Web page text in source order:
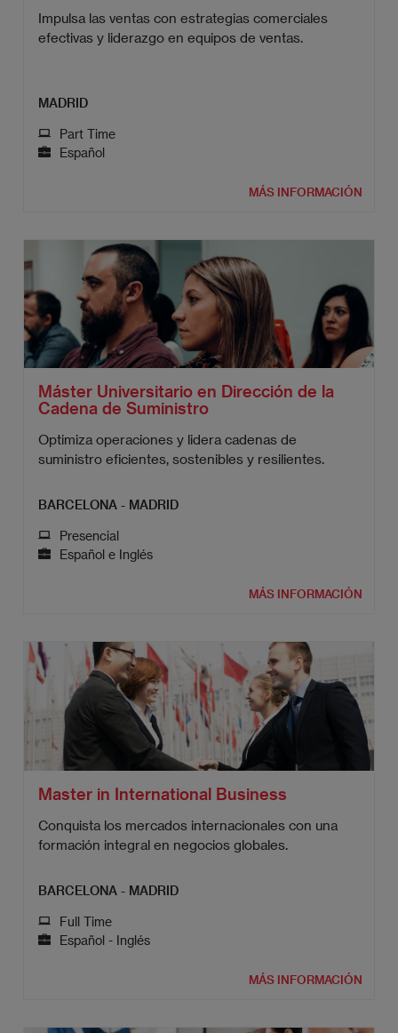
Impulsa las ventas con estrategias comerciales
efectivas y liderazgo en equipos de ventas.
MADRID
Part Time
Español
MÁS INFORMACIÓN
Máster Universitario en Dirección de la
Cadena de Suministro
Optimiza operaciones y lidera cadenas de
suministro eficientes, sostenibles y resilientes.
BARCELONA - MADRID
Presencial
Español e Inglés
MÁS INFORMACIÓN
Master in International Business
Conquista los mercados internacionales con una
formación integral en negocios globales.
BARCELONA - MADRID
Full Time
Español - Inglés
MÁS INFORMACIÓN